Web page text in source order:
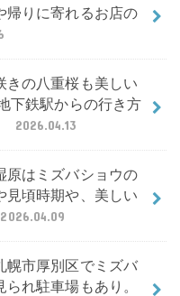
帰りに寄れるお店の
きの八重桜も美しい
下鉄駅からの行き方
2026.04.13
原はミズバショウの
見頃時期や、美しい
2026.04.09
幌市厚別区でミズバ
れ駐車場もあり。